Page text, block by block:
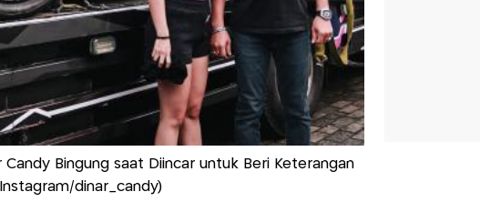
Candy Bingung saat Diincar untuk Beri Keterangan
dinar_candy)